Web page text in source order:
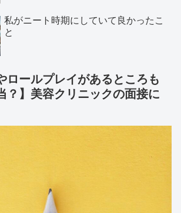
私がニート時期にしていて良かったこ
と
ロールプレイがあるところも
？】美容クリニックの面接に